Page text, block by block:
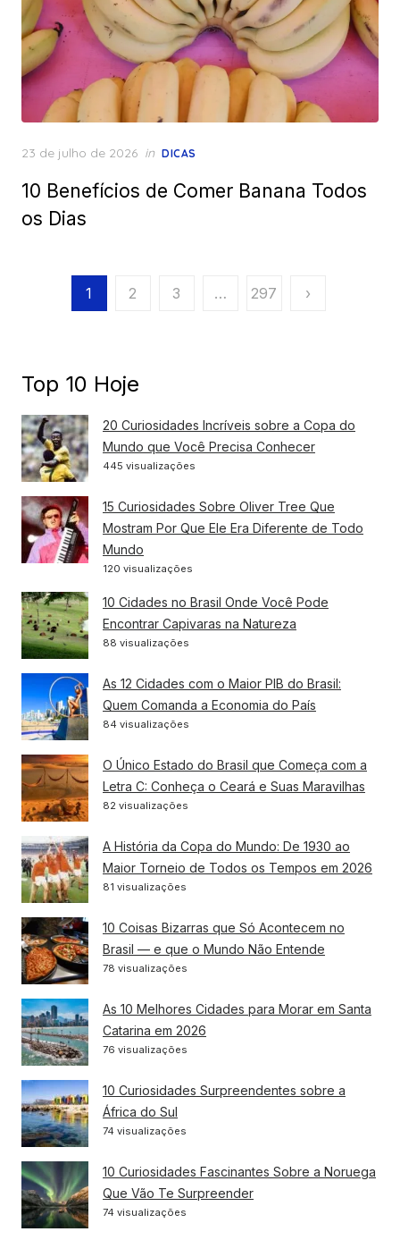
Posted
23 de julho de 2026 in DICAS
10 Benefícios de Comer Banana Todos
os Dias
Paginação
1 2 3 … 297 ›
Top 10 Hoje
20 Curiosidades Incríveis sobre a Copa do
Mundo que Você Precisa Conhecer
445 visualizações
15 Curiosidades Sobre Oliver Tree Que
Mostram Por Que Ele Era Diferente de Todo
Mundo
120 visualizações
10 Cidades no Brasil Onde Você Pode
Encontrar Capivaras na Natureza
88 visualizações
As 12 Cidades com o Maior PIB do Brasil:
Quem Comanda a Economia do País
84 visualizações
O Único Estado do Brasil que Começa com a
Letra C: Conheça o Ceará e Suas Maravilhas
82 visualizações
A História da Copa do Mundo: De 1930 ao
Maior Torneio de Todos os Tempos em 2026
81 visualizações
10 Coisas Bizarras que Só Acontecem no
Brasil — e que o Mundo Não Entende
78 visualizações
As 10 Melhores Cidades para Morar em Santa
Catarina em 2026
76 visualizações
10 Curiosidades Surpreendentes sobre a
África do Sul
74 visualizações
10 Curiosidades Fascinantes Sobre a Noruega
Que Vão Te Surpreender
74 visualizações